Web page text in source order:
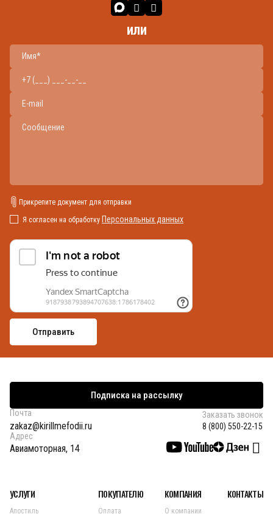
или
Прикрепите документ для отправки
Я согласен на обработку Персональных данных
Подписка на рассылку
Почта
zakaz@kirillmefodii.ru
Заказать звонок
8 (800) 550-22-15
Адрес
Авиамоторная, 14
УСЛУГИ
Апостиль
ПОКУПАТЕЛЮ
Оплата
КОМПАНИЯ
О компании
КОНТАКТЫ